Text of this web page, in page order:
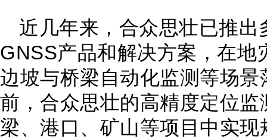
近几年来，合众思壮已推
GNSS产品和解决方案，在地
边坡与桥梁自动化监测等场
前，合众思壮的高精度定位
梁、港口、矿山等项目中实现